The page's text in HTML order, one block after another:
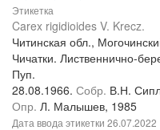
Этикетка
Carex rigidioides V. Krecz.
Читинская обл.,
Чичатки. Лиственнично-
Пуп.
28.08.1966. Собр. В.Н.
Опр. Л. Малышев, 1985
Дата ввода этикетки 26.07.2022